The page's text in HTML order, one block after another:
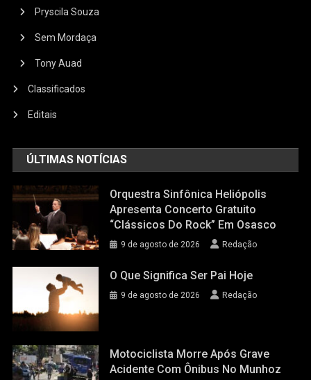
Pryscila Souza
Sem Mordaça
Tony Auad
Classificados
Editais
ÚLTIMAS NOTÍCIAS
Orquestra Sinfônica Heliópolis
Apresenta Concerto Gratuito
“Clássicos Do Rock” Em Osasco
9 de agosto de 2026 Redação
O Que Significa Ser Pai Hoje
9 de agosto de 2026 Redação
Motociclista Morre Após Grave
Acidente Com Ônibus No Munhoz